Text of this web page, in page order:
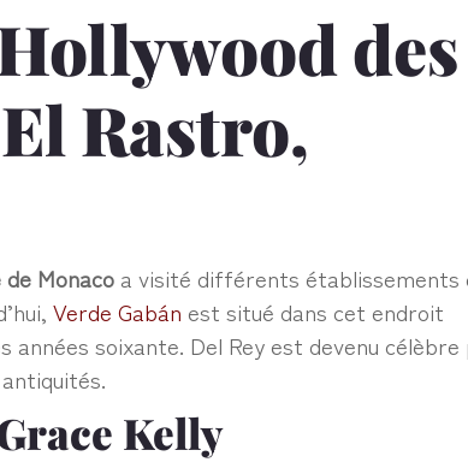
des
Rastro,
Monaco a visité différents établissements
Verde Gabán est situé dans cet endroit
années soixante. Del Rey est devenu
Kelly